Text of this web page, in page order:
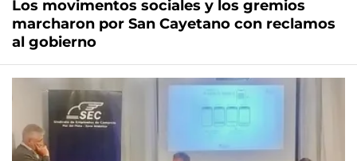
Los movimentos sociales y los gremios
marcharon por San Cayetano con reclamos
al gobierno